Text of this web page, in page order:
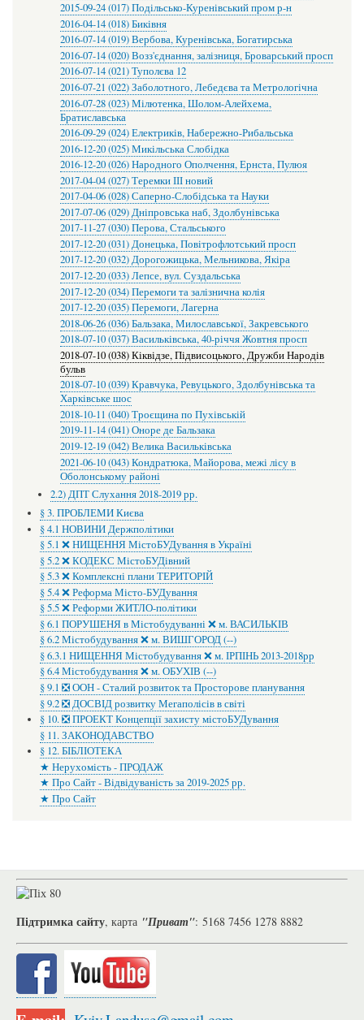
2015-09-24 (017) Подільсько-Куренівський пром р-н
2016-04-14 (018) Биківня
2016-07-14 (019) Вербова, Куренівська, Богатирська
2016-07-14 (020) Возз'єднання, залізниця, Броварський просп
2016-07-14 (021) Туполєва 12
2016-07-21 (022) Заболотного, Лебедєва та Метрологічна
2016-07-28 (023) Мілютенка, Шолом-Алейхема,
Братиславська
2016-09-29 (024) Електриків, Набережно-Рибальська
2016-12-20 (025) Микільська Слобідка
2016-12-20 (026) Народного Ополчення, Ернста, Пулюя
2017-04-04 (027) Теремки ІІІ новий
2017-04-06 (028) Саперно-Слобідська та Науки
2017-07-06 (029) Дніпровська наб, Здолбунівська
2017-11-27 (030) Перова, Стальського
2017-12-20 (031) Донецька, Повітрофлотський просп
2017-12-20 (032) Дорогожицька, Мельникова, Якіра
2017-12-20 (033) Лепсе, вул. Суздальська
2017-12-20 (034) Перемоги та залізнична колія
2017-12-20 (035) Перемоги, Лагерна
2018-06-26 (036) Бальзака, Милославської, Закревського
2018-07-10 (037) Васильківська, 40-річчя Жовтня просп
2018-07-10 (038) Кіквідзе, Підвисоцького, Дружби Народів
бульв
2018-07-10 (039) Кравчука, Ревуцького, Здолбунівська та
Харківське шос
2018-10-11 (040) Троєщина по Пухівській
2019-11-14 (041) Оноре де Бальзака
2019-12-19 (042) Велика Васильківська
2021-06-10 (043) Кондратюка, Майорова, межі лісу в
Оболонському районі
2.2) ДПТ Слухання 2018-2019 рр.
§ 3. ПРОБЛЕМИ Києва
§ 4.1 НОВИНИ Держполітики
§ 5.1 ❌ НИЩЕННЯ МістоБУДування в Україні
§ 5.2 ❌ КОДЕКС МістоБУДівний
§ 5.3 ❌ Комплексні плани ТЕРИТОРІЙ
§ 5.4 ❌ Реформа Місто-БУДування
§ 5.5 ❌ Реформи ЖИТЛО-політики
§ 6.1 ПОРУШЕНЯ в Містобудуванні ❌ м. ВАСИЛЬКІВ
§ 6.2 Містобудування ❌ м. ВИШГОРОД (--)
§ 6.3.1 НИЩЕННЯ Містобудування ❌ м. ІРПІНЬ 2013-2018рр
§ 6.4 Містобудування ❌ м. ОБУХІВ (--)
§ 9.1 ❎ ООН - Сталий розвиток та Просторове планування
§ 9.2 ❎ ДОСВІД розвитку Мегаполісів в світі
§ 10. ❎ ПРОЕКТ Концепції захисту містоБУДування
§ 11. ЗАКОНОДАВСТВО
§ 12. БІБЛІОТЕКА
★ Нерухомість - ПРОДАЖ
★ Про Сайт - Відвідуваність за 2019-2025 рр.
★ Про Сайт
Підтримка сайту, карта "Приват": 5168 7456 1278 8882